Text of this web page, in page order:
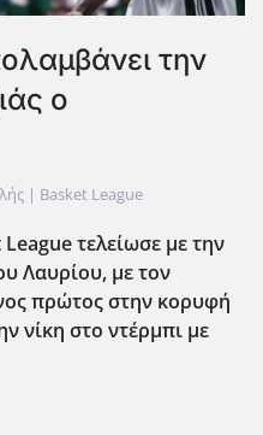
την
ο
| Basket League
τελείωσε με την
Λαυρίου, με τον
πρώτος στην κορυφή
νίκη στο ντέρμπι με